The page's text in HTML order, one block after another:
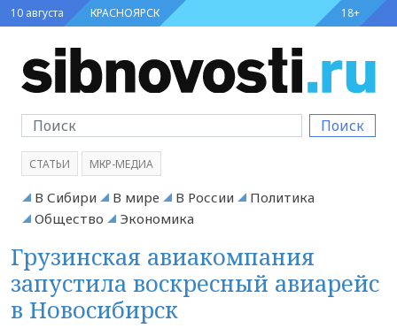
10 августа КРАСНОЯРСК 18+
Поиск
СТАТЬИ МКР-МЕДИА
В Сибири В мире В России
Политика
Общество
Экономика
Грузинская авиакомпания
запустила воскресный авиарейс
в Новосибирск